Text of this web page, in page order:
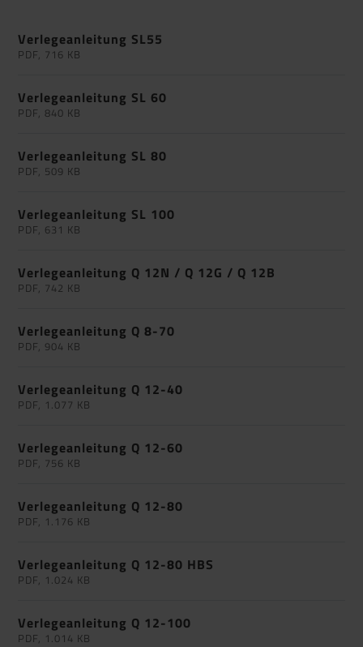
Verlegeanleitung SL55
PDF, 716 KB
Verlegeanleitung SL 60
PDF, 840 KB
Verlegeanleitung SL 80
PDF, 509 KB
Verlegeanleitung SL 100
PDF, 631 KB
Verlegeanleitung Q 12N / Q 12G / Q 12B
PDF, 742 KB
Verlegeanleitung Q 8-70
PDF, 904 KB
Verlegeanleitung Q 12-40
PDF, 1.077 KB
Verlegeanleitung Q 12-60
PDF, 756 KB
Verlegeanleitung Q 12-80
PDF, 1.176 KB
Verlegeanleitung Q 12-80 HBS
PDF, 1.024 KB
Verlegeanleitung Q 12-100
PDF, 1.014 KB